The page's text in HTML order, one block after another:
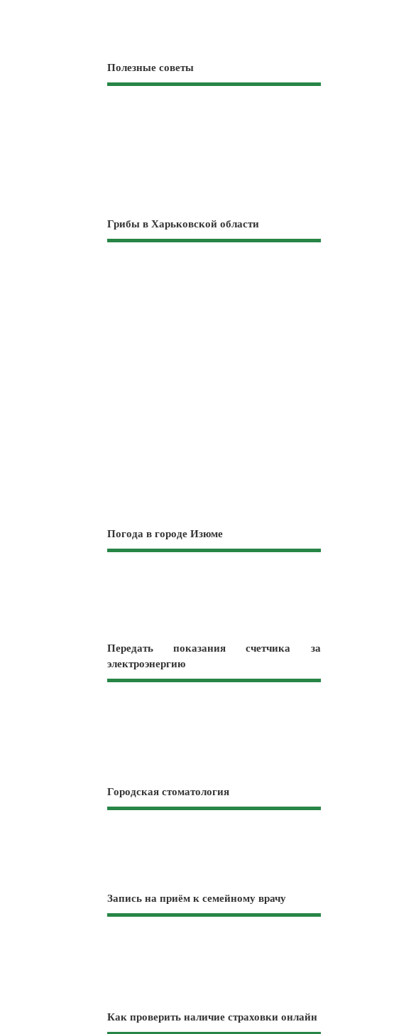
Полезные советы
Грибы в Харьковской области
Погода в городе Изюме
Передать показания счетчика за
электроэнергию
Городская стоматология
Запись на приём к семейному врачу
Как проверить наличие страховки онлайн